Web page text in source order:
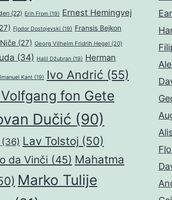
(22) Erih From (19) Ernest Hemingvej
Fjodor Dostojevski (19) Fransis Bejkon
(27) Georg Vilhelm Fridrih Hegel (20)
(34) Halil Džubran (19) Herman
Imanuel Kant (19) Ivo Andrić (55)
fon Gete
Dučić (90)
(36) Lav Tolstoj (50)
da Vinči (45) Mahatma
Marko Tulije